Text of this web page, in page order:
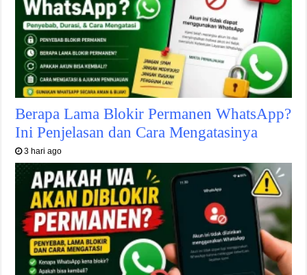
Berapa Lama Blokir Permanen WhatsApp?
Ini Penjelasan dan Cara Mengatasinya
3 hari ago